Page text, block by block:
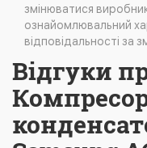
змінюватися
ознайомлювальний
відповідальності за
Відгуки